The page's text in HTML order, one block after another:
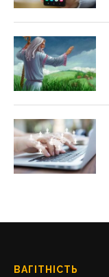
ВАГІТНІСТЬ